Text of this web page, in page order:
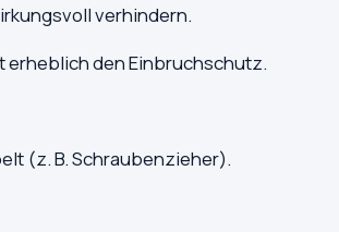
verhindern.
erheblich den Einbruchschutz.
(z. B. Schraubenzieher).